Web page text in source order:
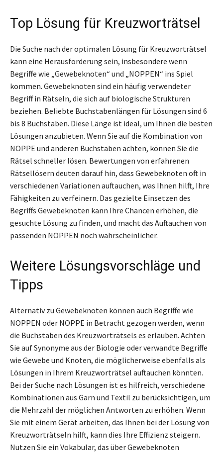
Top Lösung für Kreuzworträtsel
Die Suche nach der optimalen Lösung für Kreuzworträtsel
kann eine Herausforderung sein, insbesondere wenn
Begriffe wie „Gewebeknoten“ und „NOPPEN“ ins Spiel
kommen. Gewebeknoten sind ein häufig verwendeter
Begriff in Rätseln, die sich auf biologische Strukturen
beziehen. Beliebte Buchstabenlängen für Lösungen sind 6
bis 8 Buchstaben. Diese Länge ist ideal, um Ihnen die besten
Lösungen anzubieten. Wenn Sie auf die Kombination von
NOPPE und anderen Buchstaben achten, können Sie die
Rätsel schneller lösen. Bewertungen von erfahrenen
Rätsellösern deuten darauf hin, dass Gewebeknoten oft in
verschiedenen Variationen auftauchen, was Ihnen hilft, Ihre
Fähigkeiten zu verfeinern. Das gezielte Einsetzen des
Begriffs Gewebeknoten kann Ihre Chancen erhöhen, die
gesuchte Lösung zu finden, und macht das Auftauchen von
passenden NOPPEN noch wahrscheinlicher.
Weitere Lösungsvorschläge und
Tipps
Alternativ zu Gewebeknoten können auch Begriffe wie
NOPPEN oder NOPPE in Betracht gezogen werden, wenn
die Buchstaben des Kreuzworträtsels es erlauben. Achten
Sie auf Synonyme aus der Biologie oder verwandte Begriffe
wie Gewebe und Knoten, die möglicherweise ebenfalls als
Lösungen in Ihrem Kreuzworträtsel auftauchen könnten.
Bei der Suche nach Lösungen ist es hilfreich, verschiedene
Kombinationen aus Garn und Textil zu berücksichtigen, um
die Mehrzahl der möglichen Antworten zu erhöhen. Wenn
Sie mit einem Gerät arbeiten, das Ihnen bei der Lösung von
Kreuzworträtseln hilft, kann dies Ihre Effizienz steigern.
Nutzen Sie ein Vokabular, das über Gewebeknoten